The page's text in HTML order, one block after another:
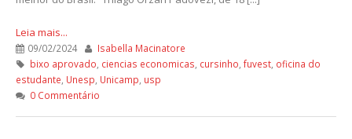
Leia mais...
09/02/2024
Isabella Macinatore
bixo aprovado ciencias economicas cursinho fuvest, oficina do
estudante Unesp Unicamp usp
0 Commentário